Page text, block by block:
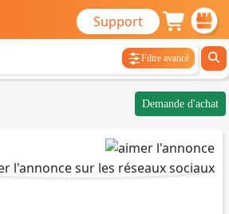
Support
Filtre avancé
Demande d'achat